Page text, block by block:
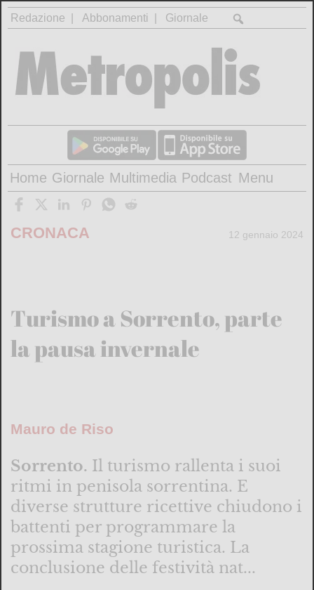
Redazione Abbonamenti Giornale
Home Giornale Multimedia Podcast Menu
CRONACA 12 gennaio 2024
Turismo a Sorrento, parte
la pausa invernale
Mauro de Riso
Sorrento. Il turismo rallenta i suoi
ritmi in penisola sorrentina. E
diverse strutture ricettive chiudono i
battenti per programmare la
prossima stagione turistica. La
conclusione delle festività nat...